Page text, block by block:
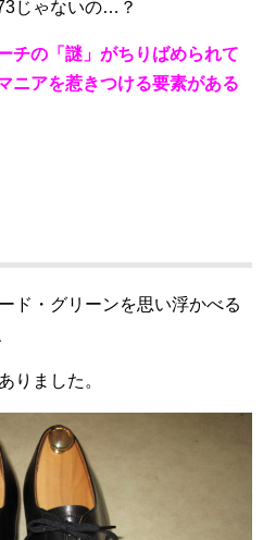
じゃないの…？
チの「謎」がちりばめられて
ニアを惹きつける要素がある
ド・グリーンを思い浮かべる
りました。